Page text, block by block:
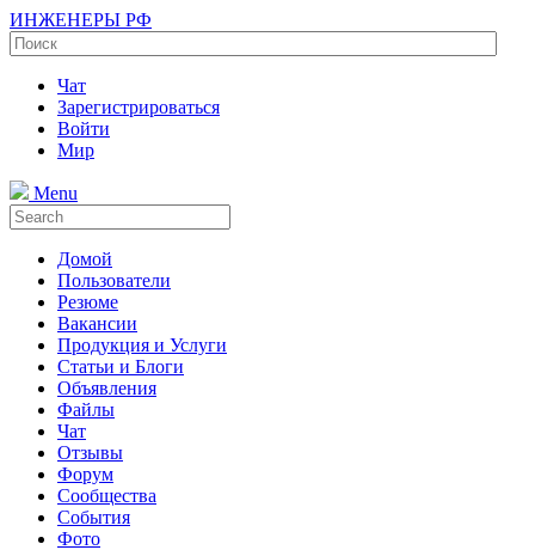
ИНЖЕНЕРЫ РФ
Чат
Зарегистрироваться
Войти
Мир
Menu
Домой
Пользователи
Резюме
Вакансии
Продукция и Услуги
Статьи и Блоги
Объявления
Файлы
Чат
Отзывы
Форум
Сообщества
События
Фото